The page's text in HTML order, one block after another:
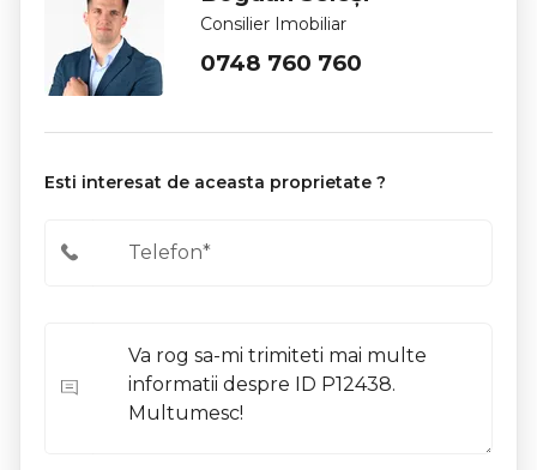
Consilier Imobiliar
0748 760 760
Esti interesat de aceasta proprietate ?